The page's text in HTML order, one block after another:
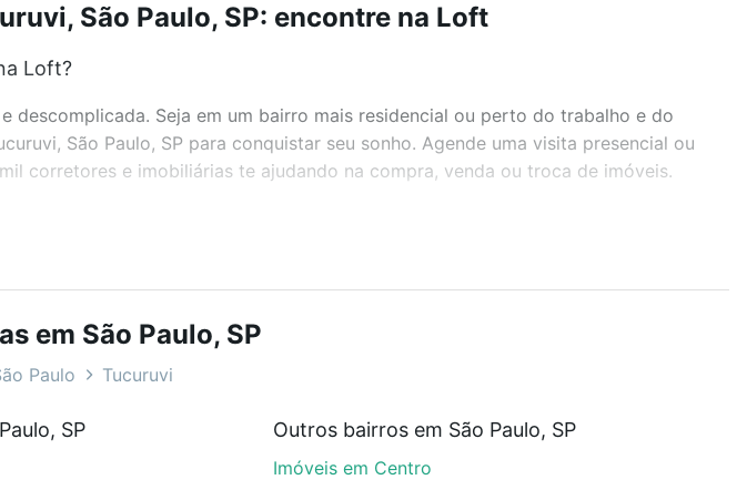
São Paulo, SP: encontre na Loft
Loft?
Seja em um bairro mais residencial ou perto do trabalho e do
São Paulo, SP para conquistar seu sonho. Agende uma visita presencial ou
corretores e imobiliárias te ajudando na compra, venda ou troca de imóveis.
como piscina, academia, salão de festas ou área verde e encontrar
São Paulo, SP que custam a partir de R$ 0 e com nossas opções de
alguma dúvida dos custos envolvidos no processo de compra, veja em nosso
dos seus sonhos com segurança e conforto. Loft, com você até as chaves.
em São Paulo, SP
Paulo Tucuruvi
SP Outros bairros em São Paulo, SP
Imóveis em Centro